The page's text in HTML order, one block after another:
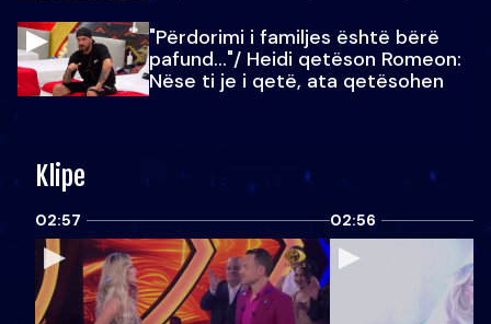
"Përdorimi i familjes është bërë
pafund…"/ Heidi qetëson Romeon:
Nëse ti je i qetë, ata qetësohen
Klipe
02:57 02:56